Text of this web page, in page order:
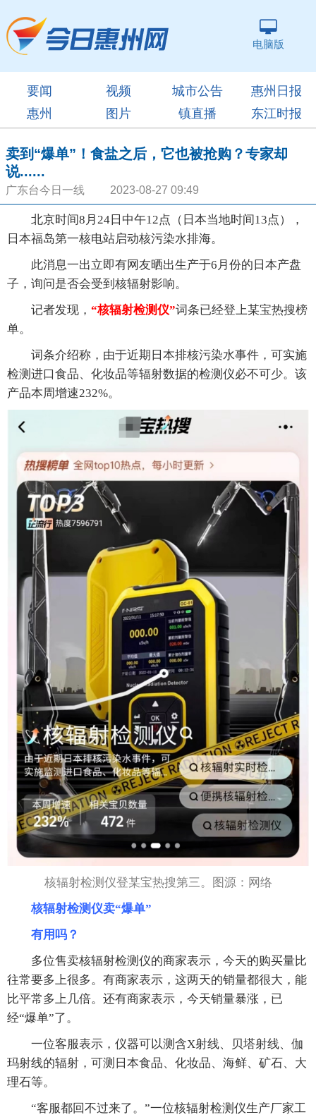
电脑版
要闻 视频 城市公告
惠州日报
惠州
图片 镇直播 东江时报
卖到“爆单”！食盐之后，它也被抢购？专家却
说......
广东台今日一线 2023-08-27 09:49
北京时间8月24日中午12点（日本当地时间13点），
日本福岛第一核电站启动核污染水排海。
此消息一出立即有网友晒出生产于6月份的日本产盘
子，询问是否会受到核辐射影响。
记者发现， “核辐射检测仪”词条已经登上某宝热搜榜
单。
词条介绍称，由于近期日本排核污染水事件，可实施
检测进口食品、化妆品等辐射数据的检测仪必不可少。该
产品本周增速232%。
核辐射检测仪登某宝热搜第三。图源：网络
核辐射检测仪卖“爆单”
有用吗？
多位售卖核辐射检测仪的商家表示，今天的购买量比
往常要多上很多。有商家表示，这两天的销量都很大，能
比平常多上几倍。还有商家表示，今天销量暴涨，已
经“爆单”了。
一位客服表示，仪器可以测含X射线、贝塔射线、伽
玛射线的辐射，可测日本食品、化妆品、海鲜、矿石、大
理石等。
“客服都回不过来了。”一位核辐射检测仪生产厂家工